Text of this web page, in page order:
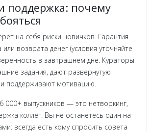
поддержка: почему
на себя риски новичков. Гарантия
или возврата денег (условия уточняйте
в завтрашнем дне. Кураторы
задания, дают развернутую
поддерживают мотивацию.
000+ выпускников — это нетворкинг,
коллег. Вы не останетесь один на
всегда есть кому спросить совета